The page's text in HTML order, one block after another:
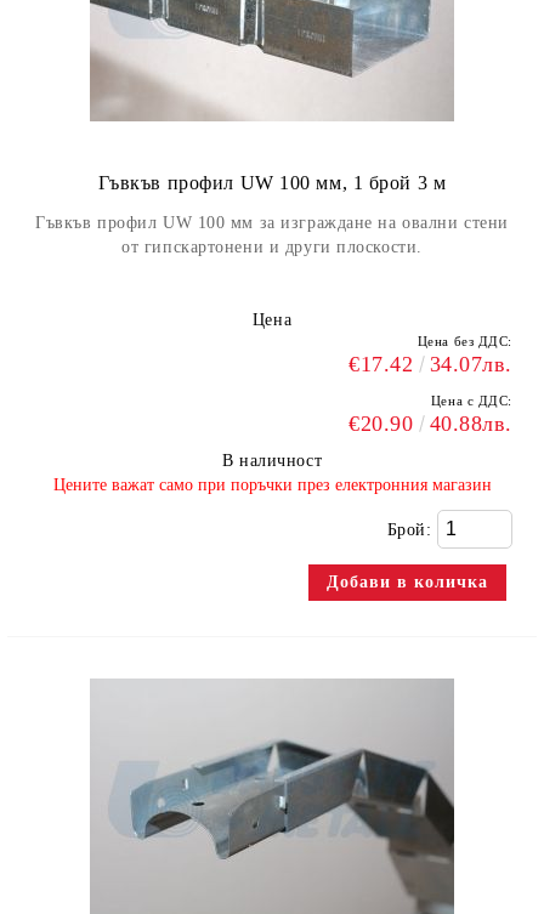
Гъвкъв профил UW 100 мм, 1 брой 3 м
Гъвкъв профил UW 100 мм за изграждане на овални стени
от гипскартонени и други плоскости.
Цена
Цена без ДДС:
€17.42 34.07лв.
Цена с ДДС:
€20.90 40.88лв.
В наличност
​Цените важат само при поръчки през електронния магазин
Брой: